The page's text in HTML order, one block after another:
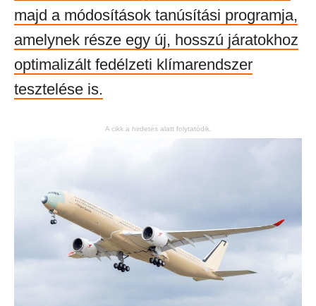
majd a módosítások tanúsítási programja,
amelynek része egy új, hosszú járatokhoz
optimalizált fedélzeti klímarendszer
tesztelése is.
A cikk a hirdetés alatt folytatódik.